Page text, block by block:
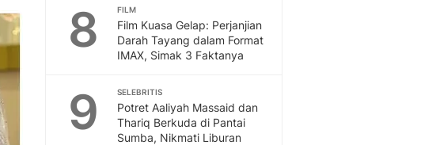
8 FILM
Film Kuasa Gelap: Perjanjian
Darah Tayang dalam Format
IMAX, Simak 3 Faktanya
9 SELEBRITIS
Potret Aaliyah Massaid dan
Thariq Berkuda di Pantai
Sumba, Nikmati Liburan